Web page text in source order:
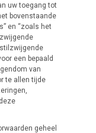
uw toegang tot
bovenstaande
en “zoals het
een bepaald
van
te allen tijde
geheel